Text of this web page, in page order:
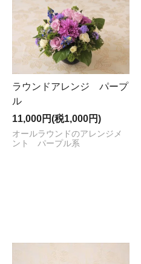
ラウンドアレンジ パープ
ル
11,000円(税1,000円)
オールラウンドのアレンジメ
ント パープル系